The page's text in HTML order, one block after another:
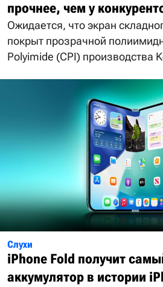
прочнее, чем у
Ожидается, что экран
покрыт прозрачной
Polyimide (CPI) производства
Слухи
iPhone Fold получит
аккумулятор в истории